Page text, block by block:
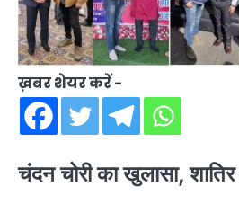
ख़बर शेयर करें -
चंदन चोरी का खुलासा, शातिर